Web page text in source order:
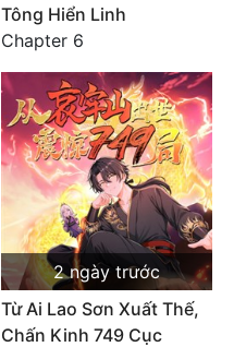
Tông Hiển Linh
Chapter 6
2 ngày trước
Từ Ai Lao Sơn Xuất Thế,
Chấn Kinh 749 Cục